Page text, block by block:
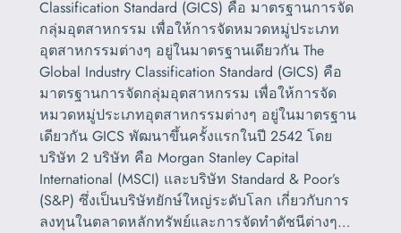
Classification Standard (GICS) คือ มาตรฐานการจัด
กลุ่มอุตสาหกรรม เพื่อให้การจัดหมวดหมู่ประเภท
อุตสาหกรรมต่างๆ อยู่ในมาตรฐานเดียวกัน The
Global Industry Classification Standard (GICS) คือ
มาตรฐานการจัดกลุ่มอุตสาหกรรม เพื่อให้การจัด
หมวดหมู่ประเภทอุตสาหกรรมต่างๆ อยู่ในมาตรฐาน
เดียวกัน GICS พัฒนาขึ้นครั้งแรกในปี 2542 โดย
บริษัท 2 บริษัท คือ Morgan Stanley Capital
International (MSCI) และบริษัท Standard & Poor’s
(S&P) ซึ่งเป็นบริษัทยักษ์ใหญ่ระดับโลก เกี่ยวกับการ
ลงทุนในตลาดหลักทรัพย์และการจัดทำดัชนีต่างๆ…